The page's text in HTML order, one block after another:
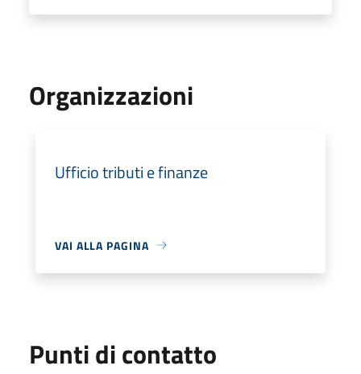
Organizzazioni
Ufficio tributi e finanze
VAI ALLA PAGINA
Punti di contatto